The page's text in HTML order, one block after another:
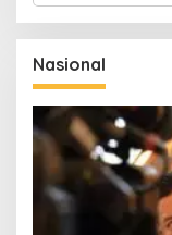
i
u
n
t
k
:
Nasional